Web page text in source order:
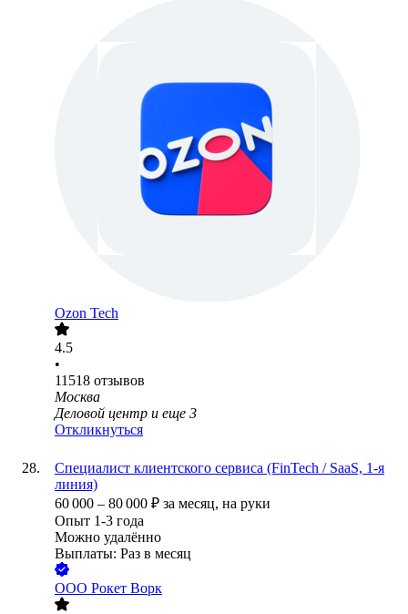
Ozon Tech
4.5
•
11518 отзывов
Москва
Деловой центр и еще 3
Откликнуться
Специалист клиентского сервиса (FinTech / SaaS, 1-я
линия)
60 000 – 80 000 ₽ за месяц, на руки
Опыт 1-3 года
Можно удалённо
Выплаты: Раз в месяц
ООО Рокет Ворк